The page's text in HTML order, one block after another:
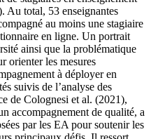
Au total, 53 enseignantes
au moins une stagiaire
en ligne. Un portrait
ainsi que la problématique
orienter les mesures
à déployer en
suivis de l’analyse des
de Colognesi et al. (2021),
accompagnement de qualité, a
par les EA pour soutenir les